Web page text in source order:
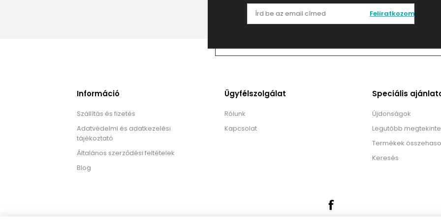
Feliratkozom
Információ
Szállítás és fizetés
Adatvédelmi és adatkezelési
tájékoztató
Általános szerződési feltételek
Blog
Ügyfélszolgálat
Rólunk
Kapcsolat
Speciális
Újdonságok
Legutóbb
Termékek
Keresés